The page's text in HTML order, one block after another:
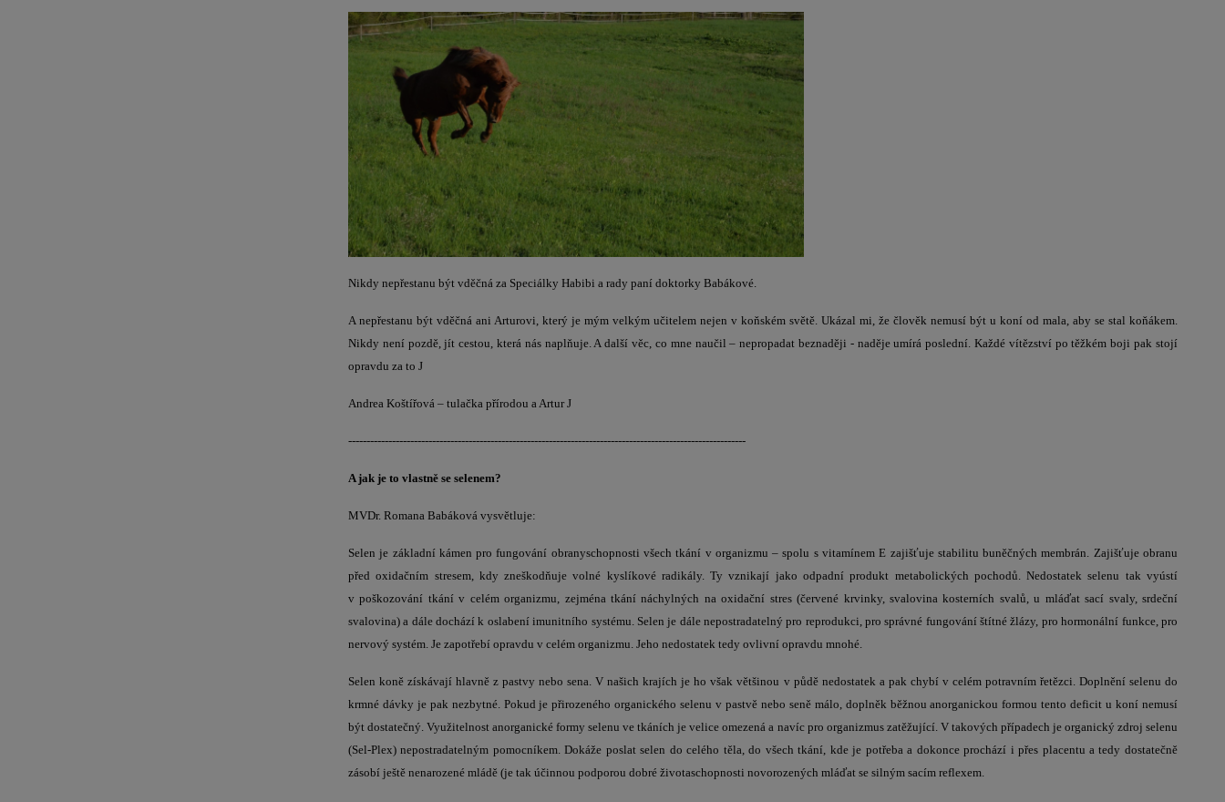
Nikdy nepřestanu být vděčná za Speciálky Habibi a rady paní doktorky Babákové.
A nepřestanu být vděčná ani Arturovi, který je mým velkým učitelem nejen v koňském světě. Ukázal mi, že člověk nemusí být u koní od mala, aby se stal koňákem.
Nikdy není pozdě, jít cestou, která nás naplňuje. A další věc, co mne naučil – nepropadat beznaději - naděje umírá poslední. Každé vítězství po těžkém boji pak stojí
opravdu za to J
Andrea Koštířová – tulačka přírodou a Artur J
-------------------------------------------------------------------------------------------------------------
A jak je to vlastně se selenem?
MVDr. Romana Babáková vysvětluje:
Selen je základní kámen pro fungování obranyschopnosti všech tkání v organizmu – spolu s vitamínem E zajišťuje stabilitu buněčných membrán. Zajišťuje obranu
před oxidačním stresem, kdy zneškodňuje volné kyslíkové radikály. Ty vznikají jako odpadní produkt metabolických pochodů. Nedostatek selenu tak vyústí
v poškozování tkání v celém organizmu, zejména tkání náchylných na oxidační stres (červené krvinky, svalovina kosterních svalů, u mláďat sací svaly, srdeční
svalovina) a dále dochází k oslabení imunitního systému. Selen je dále nepostradatelný pro reprodukci, pro správné fungování štítné žlázy, pro hormonální funkce, pro
nervový systém. Je zapotřebí opravdu v celém organizmu. Jeho nedostatek tedy ovlivní opravdu mnohé.
Selen koně získávají hlavně z pastvy nebo sena. V našich krajích je ho však většinou v půdě nedostatek a pak chybí v celém potravním řetězci. Doplnění selenu do
krmné dávky je pak nezbytné. Pokud je přirozeného organického selenu v pastvě nebo seně málo, doplněk běžnou anorganickou formou tento deficit u koní nemusí
být dostatečný. Využitelnost anorganické formy selenu ve tkáních je velice omezená a navíc pro organizmus zatěžující. V takových případech je organický zdroj selenu
(Sel-Plex) nepostradatelným pomocníkem. Dokáže poslat selen do celého těla, do všech tkání, kde je potřeba a dokonce prochází i přes placentu a tedy dostatečně
zásobí ještě nenarozené mládě (je tak účinnou podporou dobré životaschopnosti novorozených mláďat se silným sacím reflexem.